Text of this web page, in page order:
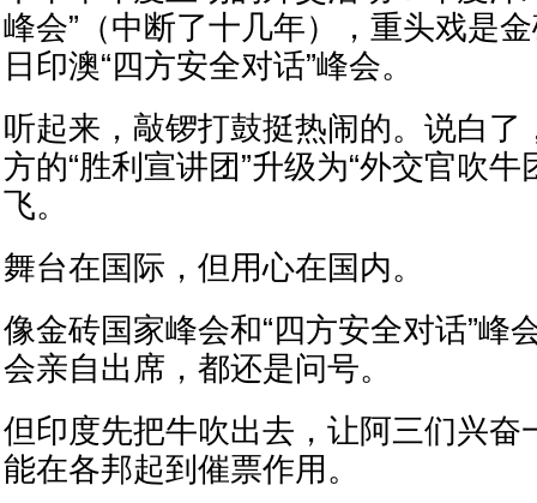
峰会”（中断了十几年），重头戏是
日印澳“四方安全对话”峰会。
听起来，敲锣打鼓挺热闹的。说白了
方的“胜利宣讲团”升级为“外交官吹牛
飞。
舞台在国际，但用心在国内。
像金砖国家峰会和“四方安全对话”峰
会亲自出席，都还是问号。
但印度先把牛吹出去，让阿三们兴奋
能在各邦起到催票作用。